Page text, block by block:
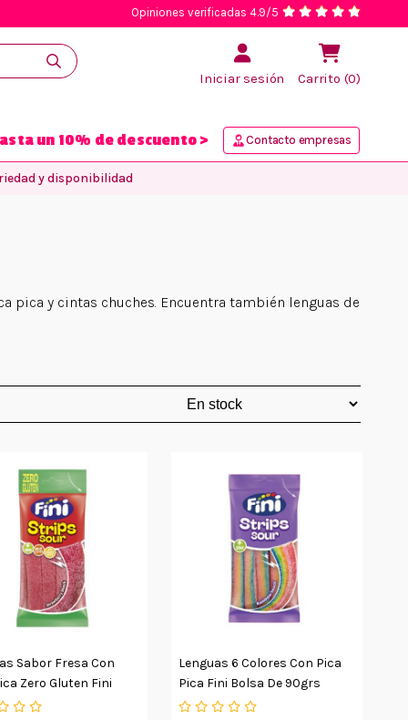
Opiniones verificadas 4.9/5
Iniciar sesión Carrito (0)
un 10% de descuento > Contacto empresas
y disponibilidad
pica y cintas chuches. Encuentra también lenguas de
Sabor Fresa Con
Zero Gluten Fini
Lenguas 6 Colores Con Pica
Pica Fini Bolsa De 90grs
12uds